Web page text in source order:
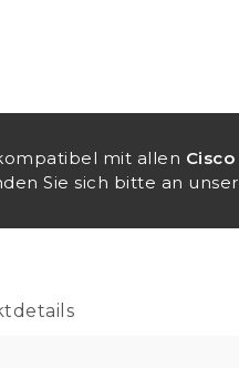
mit allen Cisco
Sie sich bitte an